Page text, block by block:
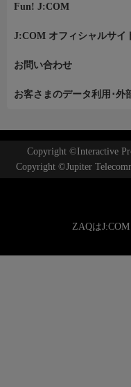
Fun! J:COM
J:COM オフィシャルサイ
お問い合わせ
お客さまのデータ利用･外
Copyright ©Interactive
Copyright ©Jupiter
ZAQは